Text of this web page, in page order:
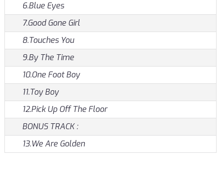
6.Blue Eyes
7.Good Gone Girl
8.Touches You
9.By The Time
10.One Foot Boy
11.Toy Boy
12.Pick Up Off The Floor
BONUS TRACK :
13.We Are Golden